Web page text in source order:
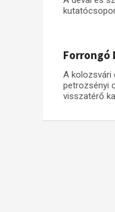
Forrongó
A kolozsvári
petrozsényi
visszatérő